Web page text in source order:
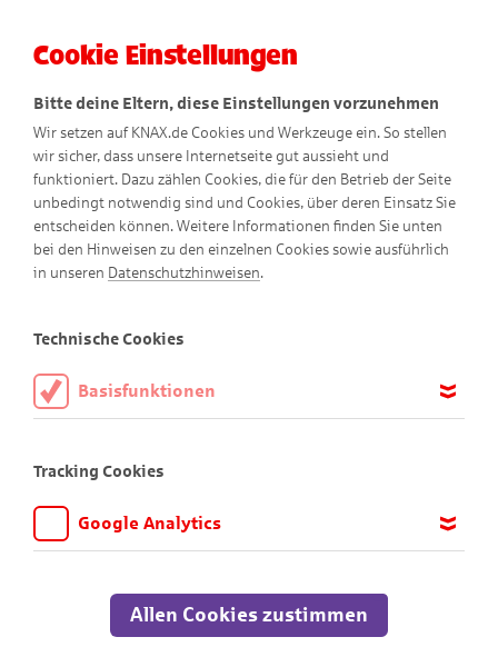
Spielen
KNAXiger Spiel-Spaß!
Cookie Einstellungen
Bitte deine Eltern, diese Einstellungen vorzunehmen
Wir setzen auf KNAX.de Cookies und Werkzeuge ein. So stellen
wir sicher, dass unsere Internetseite gut aussieht und
funktioniert. Dazu zählen Cookies, die für den Betrieb der Seite
unbedingt notwendig sind und Cookies, über deren Einsatz Sie
entscheiden können. Weitere Informationen finden Sie unten
bei den Hinweisen zu den einzelnen Cookies sowie ausführlich
in unseren Datenschutzhinweisen.
Technische Cookies
Basisfunktionen
aktiviert sein.
Tracking Cookies
Google Analytics
anpassen und verbessern können. Aus diesem Grund nutzen wir
Google Analytics. Dieses Werkzeug erfasst die Seitenaufrufe zu
Allen Cookies zustimmen